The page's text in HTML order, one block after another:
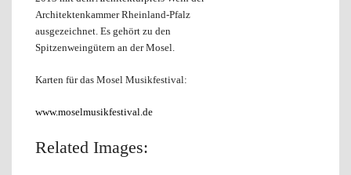
Architektenkammer Rheinland-Pfalz
ausgezeichnet. Es gehört zu den
Spitzenweingütern an der Mosel.
Karten für das Mosel Musikfestival:
www.moselmusikfestival.de
Related Images: